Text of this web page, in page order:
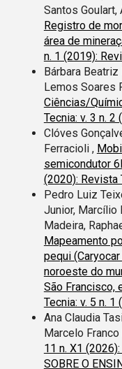
Santos
Registro de
área de
n. 1 (2019):
Bárbara
Lemos Soares
Ciências/
Tecnia: v. 3 n.
Clóves
Ferracioli ,
semicondutor
(2020): Revista
Pedro Luiz
Junior, Marcílio
Madeira,
Mapeamento
pequi
noroeste do
São Francisco,
Tecnia: v. 5 n.
Ana Claudia
Marcelo Franco
11 n. X1
SOBRE O